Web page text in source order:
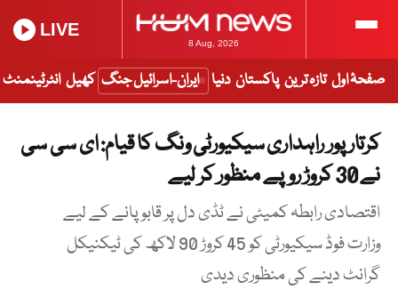
8 Aug, 2026
LIVE
صفحۂ اول تازہ ترین پاکستان دنیا ایران-اسرائیل جنگ کھیل انٹرٹینمنٹ
کرتار پور راہداری سیکیورٹی ونگ کا قیام: ای سی سی
نے 30 کروڑ روپے منظور کر لیے
اقتصادی رابطہ کمیٹی نے ٹڈی دل پر قابو پانے کے لیے
وزارت فوڈ سیکیورٹی کو 45 کروڑ 90 لاکھ کی ٹیکنیکل
گرانٹ دینے کی منظوری دیدی